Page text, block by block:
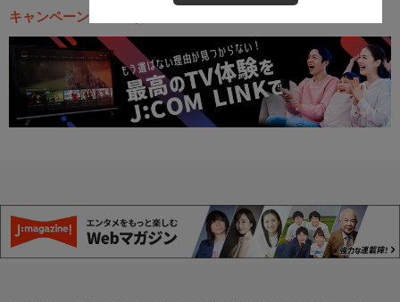
キャンペーン・お得な情報